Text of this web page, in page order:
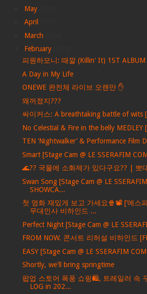
May
April
March
February
피원하모니: 때깔 (Killin' It) 1ST
A Day in My Life
ONEWE 완전체 라이브 오랜만 ✋
왜꺼졌지???
싸이커스: A breathtaking battle of wits
No Celestial & Fire in the belly MEDLEY
TEN ‘Nightwalker’ & Performance Film
Smart [Stage Cam @ LE SSERAFIM
🌊?? 국물에 소화제가 있다구요?? | 뽀
Swan Song [Stage Cam @ LE
SHOWCA...
첫 영화 재밌게 보고 가세요🍿📽️ [‘에스
무대인사 비하인드 ...
Perfect Night [Stage Cam @ LE
FROM NOW. 콘서트 리허설 비하인드
EASY [Stage Cam @ LE SSERAFIM
Shortly, we'll bring springtime
팝업 스토어 폭풍 쇼핑🛍️, 트레일러 속
LOG in 202...